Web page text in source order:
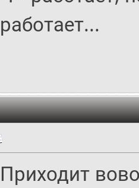
работает...
Приходит